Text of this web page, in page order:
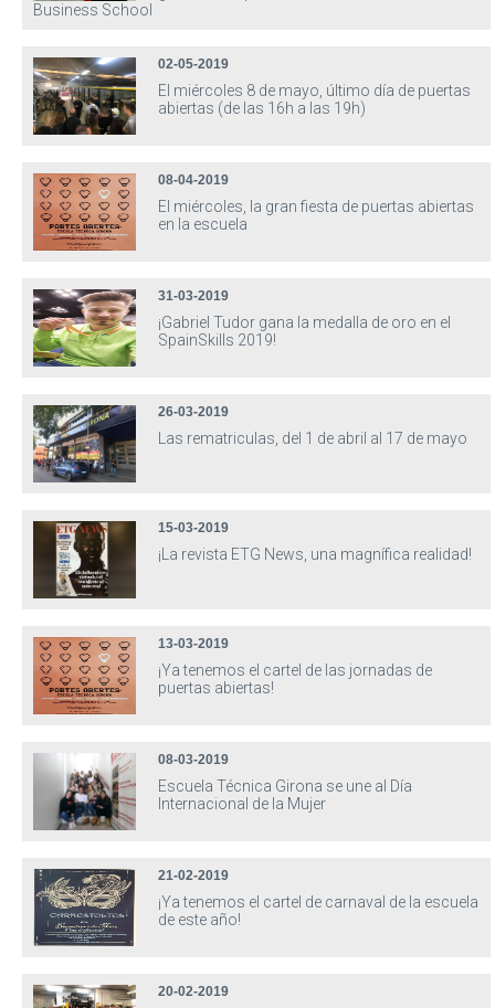
Business School
02-05-2019
El miércoles 8 de mayo, último día de puertas
abiertas (de las 16h a las 19h)
08-04-2019
El miércoles, la gran fiesta de puertas abiertas
en la escuela
31-03-2019
¡Gabriel Tudor gana la medalla de oro en el
SpainSkills 2019!
26-03-2019
Las rematriculas, del 1 de abril al 17 de mayo
15-03-2019
¡La revista ETG News, una magnífica realidad!
13-03-2019
¡Ya tenemos el cartel de las jornadas de
puertas abiertas!
08-03-2019
Escuela Técnica Girona se une al Día
Internacional de la Mujer
21-02-2019
¡Ya tenemos el cartel de carnaval de la escuela
de este año!
20-02-2019